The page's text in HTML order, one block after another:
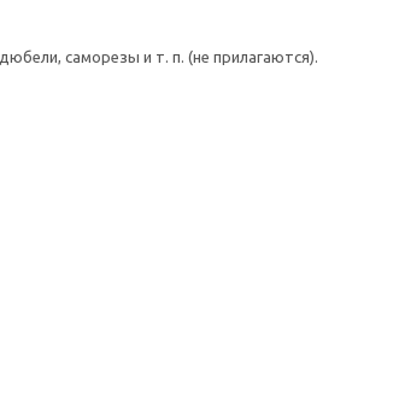
саморезы и т. п. (не прилагаются).